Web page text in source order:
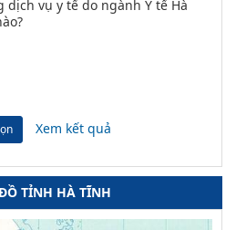
dịch vụ y tế do ngành Y tế Hà
Xem kết quả
TỈNH HÀ TĨNH